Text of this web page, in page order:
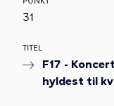
31
TITEL
F17 -
hyldest til